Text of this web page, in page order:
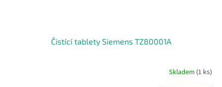
Čistící tablety Siemens TZ80001A
Skladem (1 ks)